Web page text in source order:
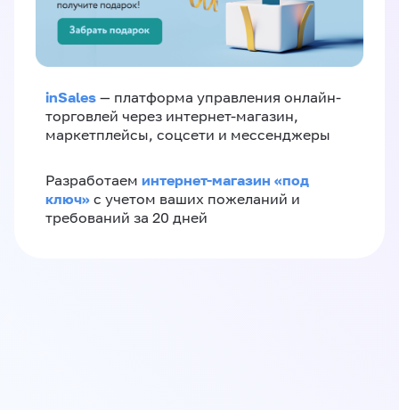
inSales — платформа управления онлайн-
торговлей через интернет-магазин,
маркетплейсы, соцсети и мессенджеры
Разработаем интернет-магазин «‎под
ключ»‎ с учетом ваших пожеланий и
требований за 20 дней